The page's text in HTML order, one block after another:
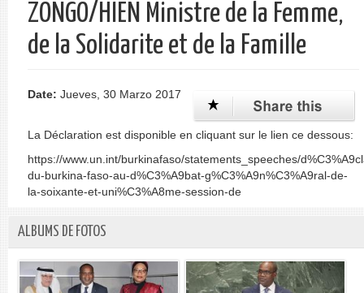
ZONGO/HIEN Ministre de la Femme,
de la Solidarite et de la Famille
Date: Jueves, 30 Marzo 2017
La Déclaration est disponible en cliquant sur le lien ce dessous:
https://www.un.int/burkinafaso/statements_speeches/
du-burkina-faso-au-d%C3%A9bat-g%C3%A9n%C3%A9ral-de-
la-soixante-et-uni%C3%A8me-session-de
ALBUMS DE FOTOS